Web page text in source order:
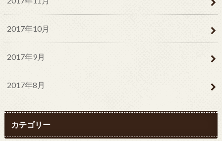
2017年10月
2017年9月
2017年8月
カテゴリー